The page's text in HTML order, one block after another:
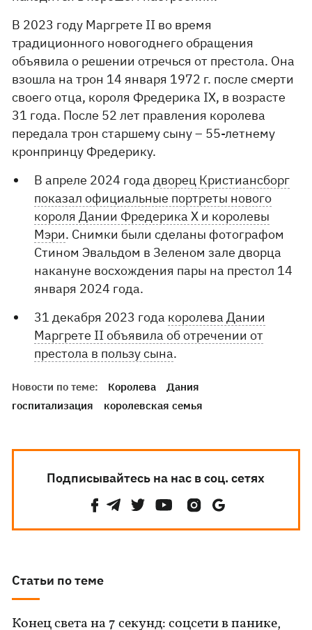
В 2023 году Маргрете II во время
традиционного новогоднего обращения
объявила о решении отречься от престола. Она
взошла на трон 14 января 1972 г. после смерти
своего отца, короля Фредерика IX, в возрасте
31 года. После 52 лет правления королева
передала трон старшему сыну – 55-летнему
кронпринцу Фредерику.
В апреле 2024 годадворец Кристиансборг
показал официальные портреты нового
короля Дании Фредерика Х и королевы
Мэри. Снимки были сделаны фотографом
Стином Эвальдом в Зеленом зале дворца
накануне восхождения пары на престол 14
января 2024 года.
31 декабря 2023 года королева Дании
Маргрете II объявила об отречении от
престола в пользу сына.
Новости по теме: Королева
Дания
госпитализация
королевская семья
Подписывайтесь на нас в соц. сетях
Статьи по теме
Конец света на 7 секунд: соцсети в панике,